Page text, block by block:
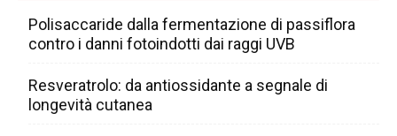
Polisaccaride dalla fermentazione di passiflora
contro i danni fotoindotti dai raggi UVB
Resveratrolo: da antiossidante a segnale di
longevità cutanea